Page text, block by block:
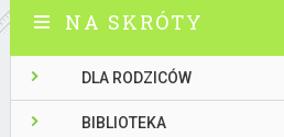
NA SKRÓTY
DLA RODZICÓW
BIBLIOTEKA